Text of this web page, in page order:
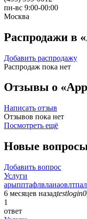
пн-вс 9:00-00:00
Москва
Распродажи в
Добавить распродажу
Распродаж пока нет
Отзывы о
Написать отзыв
Отзывов пока нет
Посмотреть ещё
Новые
Добавить вопрос
Услуги
6 месяцев назадtestlogin0
1
ответ